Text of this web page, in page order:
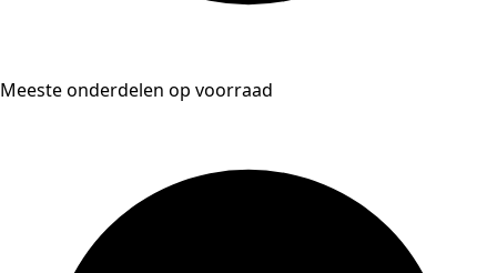
Meeste onderdelen op voorraad